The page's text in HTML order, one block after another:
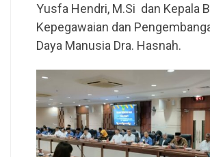
Yusfa Hendri, M.Si dan Kepala
Kepegawaian dan
Daya Manusia Dra. Hasnah.